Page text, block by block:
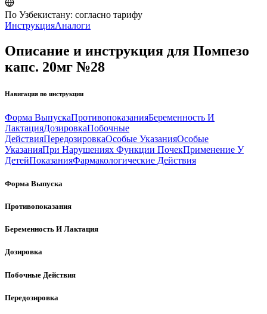
По Узбекистану: согласно тарифу
ИнструкцияАналоги
Описание и инструкция для Помпезо
капс. 20мг №28
Навигация по инструкции
Форма ВыпускаПротивопоказанияБеременность И
ЛактацияДозировкаПобочные
ДействияПередозировкаОсобые УказанияОсобые
УказанияПри Нарушениях Функции ПочекПрименение У
ДетейПоказанияФармакологические Действия
Форма Выпуска
Противопоказания
Беременность И Лактация
Дозировка
Побочные Действия
Передозировка